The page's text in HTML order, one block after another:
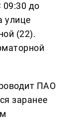
09:30 до
улице
(22).
ПАО
заранее